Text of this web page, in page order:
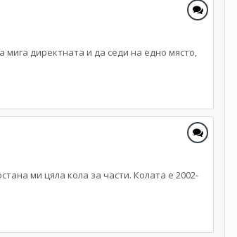
директната и да седи на едно място,
ми цяла кола за части. Колата е 2002-